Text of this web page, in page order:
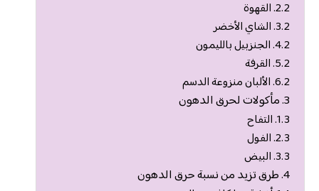
القهوة
الشاي الأخضر
الجنزبيل بالليمون
القرفة
الألبان منزوعة الدسم
مأكولات لحرق الدهون
التفاح
الفول
البيض
طرق تزيد من نسبة حرق الدهون